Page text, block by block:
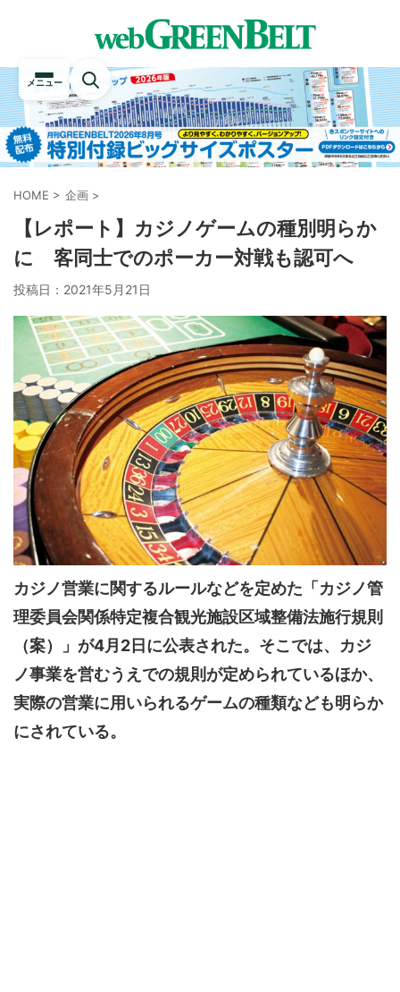
メニュー
HOME > 企画 >
【レポート】カジノゲームの種別明らか
に 客同士でのポーカー対戦も認可へ
投稿日： 2021年5月21日
カジノ営業に関するルールなどを定めた「カジノ管
理委員会関係特定複合観光施設区域整備法施行規則
（案）」が4月2日に公表された。そこでは、カジ
ノ事業を営むうえでの規則が定められているほか、
実際の営業に用いられるゲームの種類なども明らか
にされている。